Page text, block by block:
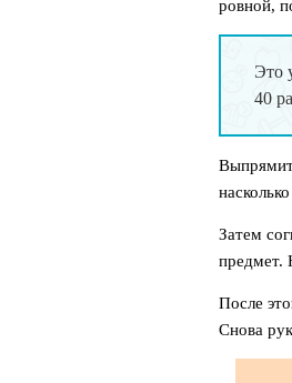
ровной,
Это
40
Затем
предмет.
После
Снова